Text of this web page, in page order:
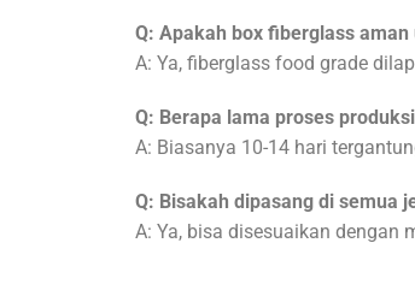
Q: Apakah box fiberglass
A: Ya, fiberglass food grade
Q: Berapa lama proses
A: Biasanya 10-14 hari
Q: Bisakah dipasang di semua
A: Ya, bisa disesuaikan dengan